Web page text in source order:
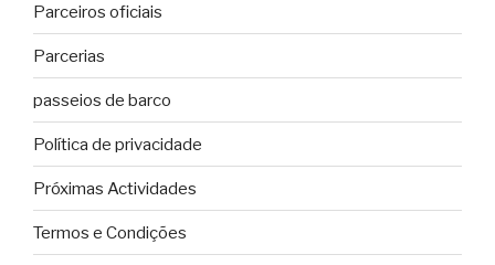
Parceiros oficiais
Parcerias
passeios de barco
Política de privacidade
Próximas Actividades
Termos e Condições